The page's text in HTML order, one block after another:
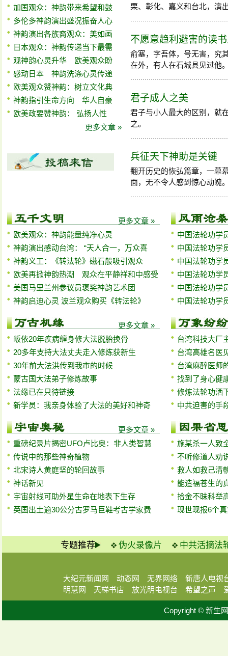
加国观众：神韵带来希望和鼓
多伦多神韵演出盛况振奋人心
神韵演出各族裔观众：美如画
日本观众：神韵传递当下最需
观神韵心灵升华 欧美观众盼
感动日本 神韵洗涤心灵传递
欧美观众赞神韵：树立文化典
神韵指引生命方向 华人自豪
欧美政要赞神韵： 弘扬人性
更多文章 »
栗、彰化、嘉义和台北，演
不愿意趋利避害的读
俞塞，字吾体，号无害，究
在外，有人在石城县见过他
君子成人之美
君子与小人最大的区别，就
之。
兵征天下神助是关键
翻开历史的恢弘篇章，一幕
面，无不令人感到惊心动魄
更多文章 »
欧美观众：神韵能量纯净心灵
神韵演出感动台湾： “天人合一，万众喜
神韵义工：《转法轮》磁石般吸引观众
欧美再掀神韵热潮 观众在平静祥和中感受
美国马里兰州参议员褒奖神韵艺术团
神韵启迪心灵 波兰观众购买《转法轮》
更多文章 »
皈依20年疾病缠身修大法脱胎换骨
20多年支持大法丈夫走入修炼获新生
30年前大法洪传到我市的时候
蒙古国大法弟子修炼故事
法缘已在只待链接
新学员：我亲身体验了大法的美好和神奇
更多文章 »
重磅纪录片揭密UFO卢比奥：非人类智慧
传说中的那些神奇植物
北宋诗人黄庭坚的轮回故事
神话新见
宇宙射线可助外星生命在地表下生存
英国出土逾30公分古罗马巨鞋考古学家费
中国法轮功学
中国法轮功学
中国法轮功学
中国法轮功学
中国法轮功学
中国法轮功学
台湾科技大厂
台湾高雄名医
台湾麻醉医师
找到了身心健
修炼法轮功洒
中共迫害的手
施某杀一人致
不听修道人劝
救人如救己清
能造福苍生的
拾金不昧科举
现世现报6个
专题推荐 伪火录像片 中共活摘法
大纪元新闻网 动态网 无界网络
新唐人电视
明慧网
天梯书店 放光明电视台 希望之声
Copyright © 新生